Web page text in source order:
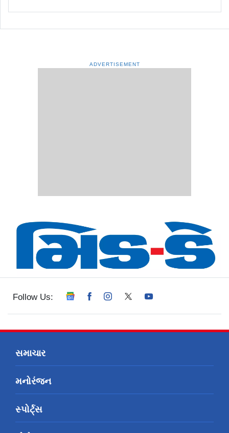
ADVERTISEMENT
Follow Us:
સમાચાર
મનોરંજન
સ્પોર્ટ્સ